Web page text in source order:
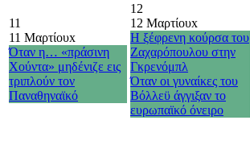
11
11 Μαρτίουx
Όταν η… «πράσινη
Χούντα» μηδένιζε εις
τριπλούν τον
Παναθηναϊκό
12
12 Μαρτίουx
Η ξέφρενη κούρσα του
Ζαχαρόπουλου στην
Γκρενόμπλ
Όταν οι γυναίκες του
Βόλλεϋ άγγιξαν το
ευρωπαϊκό όνειρο